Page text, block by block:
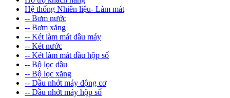
Hệ thống Nhiên liệu- Làm mát
-- Bơm nước
-- Bơm xăng
-- Két làm mát dầu máy
-- Két nước
-- Két làm mát dầu hộp số
-- Bộ lọc dầu
-- Bộ lọc xăng
-- Dầu nhớt máy động cơ
-- Dầu nhớt máy hộp số